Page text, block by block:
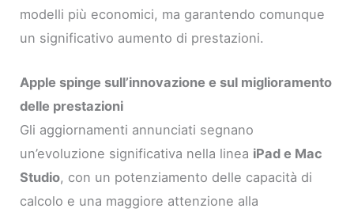
modelli più economici, ma garantendo comunque
un significativo aumento di prestazioni.
Apple spinge sull’innovazione e sul miglioramento
delle prestazioni
Gli aggiornamenti annunciati segnano
un’evoluzione significativa nella linea iPad e Mac
Studio, con un potenziamento delle capacità di
calcolo e una maggiore attenzione alla